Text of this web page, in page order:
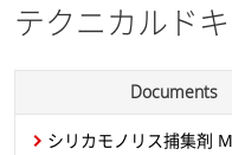
テクニカルド
Documents
シリカモノリス捕集剤